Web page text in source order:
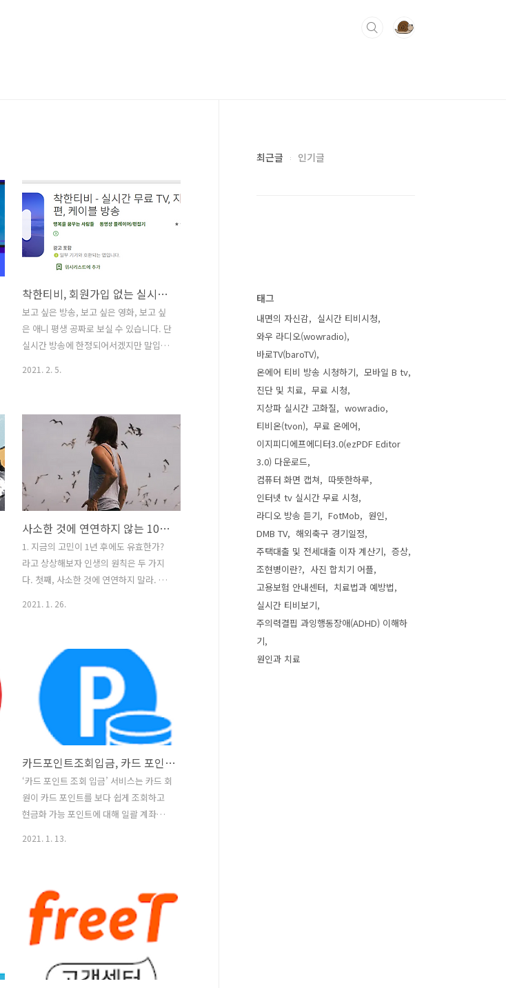
착한티비, 회원가입 없는 실시간 무료 TV
보고 싶은 방송, 보고 싶은 영화, 보고 싶
은 애니 평생 공짜로 보실 수 있습니다. 단
실시간 방송에 한정되어서겠지만 말입니
수 있으며, 지상파, 케이블, 종편 등의 채
널을 원하는 시간에 원하는 채널을 선택
하기만 하면 됩니다. 스포츠나 음악 방송
도 있어 필요할때 언제든 실행하여 무료
로 실시간으로 티비를 볼 수 있습니다. 착
한티비, 회원가입 없는 실시간 무료 TV 착
한티비, 회원가입 없는 실시간 무료 TV 보
고 싶은 방송, 보고 싶은 영화, 보고 싶은
애니 평생 공짜로 보실 수 있습니다. 단 실
시간 방송에 한정되어서겠지만 말입니다.
착한티비는 회원가입 없는 실시간 무료
2021. 2. 5.
사소한 것에 연연하지 않는 10가지 지혜
1. 지금의 고민이 1년 후에도 유효한가?
라고 상상해보자 인생의 원칙은 두 가지
다. 첫째, 사소한 것에 연연하지 말라. 둘
미루다 보면 정작 중요한 일은 하나도 이
루지 못한 채 인생은 사라져 버리는 것이
다. 3. 불완전한 상태에 만족하라. 어떤 일
에 최선을 다하는 것을 그만두라는 말이
아니다. 단지 지나치게 집착하고 그것에
만 초점을 맞추는 데 문제가 있다는 뜻이
다. 반드시 어떤 식으로 되어야 한다는 강
박관념에 빠지려 할 때 마다 자신에게 제
동을 걸어라. 4. 매일 한번 이상 남을 칭찬
하라. 마음은 있으나 실천하는 사람은 드
물다. 자신이 상대를 얼마나 좋게 생각하
2021. 1. 26.
카드포인트조회입금, 카드 포인트의 통합조회와 계좌입금 서비스!
‘카드 포인트 조회 입금’ 서비스는 카드 회
원이 카드 포인트를 보다 쉽게 조회하고
현금화 가능 포인트에 대해 일괄 계좌입
협회의 카드 포인트 통합조회·계좌입금
서비스 홈페이지
(www.cardpoint.or.kr)를 통해서도 이
용하실 수 있습니다. 주요 서비스는 포인
트 통합조회로 보유 카드 포인트를 일괄
조회하고 현금화 가능 카드 포인트의 일
2021. 1. 13.
최근글 인기글
태그
내면의 자신감
실시간 티비시청
와우 라디오(wowradio)
바로TV(baroTV)
온에어 티비 방송 시청하기
모바일 B tv
진단 및 치료
무료 시청
지상파 실시간 고화질
wowradio
티비온(tvon)
무료 온에어
이지피디에프에디터3.0(ezPDF Editor
3.0) 다운로드
컴퓨터 화면 캡쳐
따뜻한하루
인터넷 tv 실시간 무료 시청
라디오 방송 듣기
FotMob
원인
DMB TV
해외축구 경기일정
주택대출 및 전세대출 이자 계산기
증상
조현병이란?
사진 합치기 어플
고용보험 안내센터
치료법과 예방법
실시간 티비보기
주의력결핍 과잉행동장애(ADHD) 이해하
기
원인과 치료